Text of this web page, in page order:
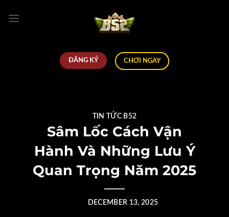
ĐĂNG KÝ CHƠI NGAY
TIN TỨC B52
Sâm Lốc Cách Vận
Hành Và Những Lưu Ý
Quan Trọng Năm 2025
DECEMBER 13, 2025